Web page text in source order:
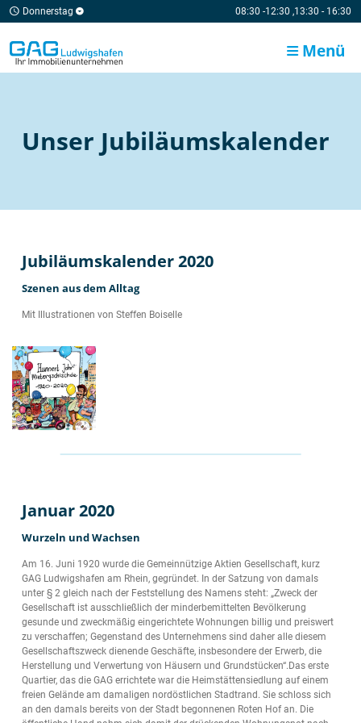
Donnerstag 08:30 -12:30 ,13:30 - 16:30
Menü
Unser Jubiläumskalender
Jubiläumskalender 2020
Szenen aus dem Alltag
Mit Illustrationen von Steffen Boiselle
Januar 2020
Wurzeln und Wachsen
Am 16. Juni 1920 wurde die Gemeinnützige Aktien Gesellschaft, kurz
GAG Ludwigshafen am Rhein, gegründet. In der Satzung von damals
unter § 2 gleich nach der Feststellung des Namens steht: „Zweck der
Gesellschaft ist ausschließlich der minderbemittelten Bevölkerung
gesunde und zweckmäßig eingerichtete Wohnungen billig und preiswert
zu verschaffen; Gegenstand des Unternehmens sind daher alle diesem
Gesellschaftszweck dienende Geschäfte, insbesondere der Erwerb, die
Herstellung und Verwertung von Häusern und Grundstücken“.Das erste
Quartier, das die GAG errichtete war die Heimstättensiedlung auf einem
freien Gelände am damaligen nordöstlichen Stadtrand. Sie schloss sich
an den damals bereits von der Stadt begonnenen Roten Hof an. Die